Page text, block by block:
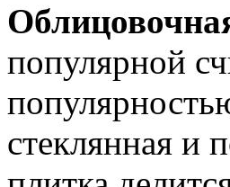
популярной
стеклянная и